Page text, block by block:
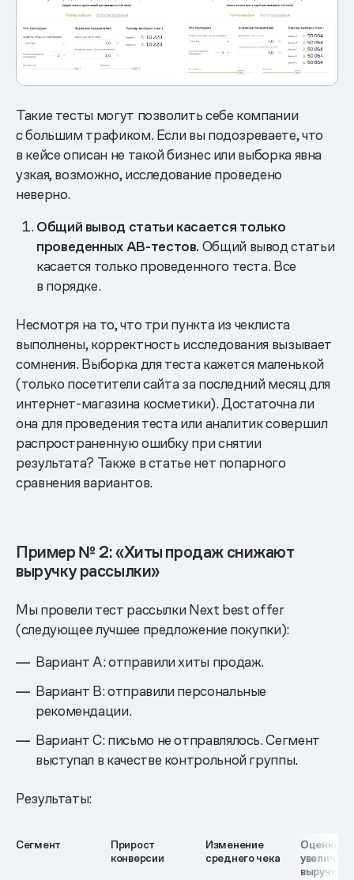
Такие тесты могут позволить себе компании
с большим трафиком. Если вы подозреваете, что
в кейсе описан не такой бизнес или выборка явна
узкая, возможно, исследование проведено
неверно.
Общий вывод статьи касается только
проведенных АВ-тестов. Общий вывод статьи
касается только проведенного теста. Все
в порядке.
Несмотря на то, что три пункта из чеклиста
выполнены, корректность исследования вызывает
сомнения. Выборка для теста кажется маленькой
(только посетители сайта за последний месяц для
интернет-магазина косметики). Достаточна ли
она для проведения теста или аналитик совершил
распространенную ошибку при снятии
результата? Также в статье нет попарного
сравнения вариантов.
Пример № 2: «Хиты продаж снижают
выручку рассылки»
Мы провели тест рассылки Next best offer
(следующее лучшее предложение покупки):
Вариант А: отправили хиты продаж.
Вариант B: отправили персональные
рекомендации.
Вариант С: письмо не отправлялось. Сегмент
выступал в качестве контрольной группы.
Результаты:
Сегмент
Прирост
конверсии
Изменение
среднего чека
Оценка
выручки